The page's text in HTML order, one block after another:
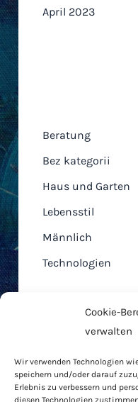
Cookie-
verwalten
Wir verwenden Technologien
speichern und/oder darauf
Erlebnis zu verbessern und
diesen Technologien
April 2023
Beratung
Bez kategorii
Haus und Garten
Lebensstil
Männlich
Technologien